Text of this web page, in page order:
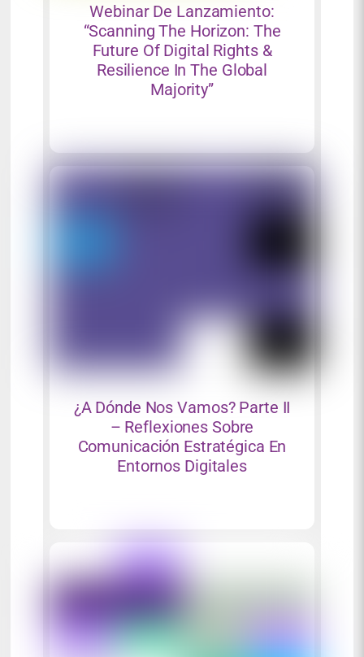
Webinar De Lanzamiento:
“Scanning The Horizon: The
Future Of Digital Rights &
Resilience In The Global
Majority”
¿A Dónde Nos Vamos? Parte II
– Reflexiones Sobre
Comunicación Estratégica En
Entornos Digitales